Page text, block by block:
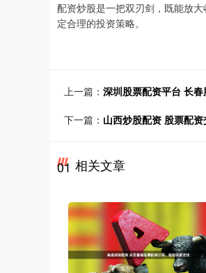
配资炒股是一把双刃剑，既能放
定合理的投资策略。
上一篇： 深圳股票配资平台 长
下一篇： 山西炒股配资 股票配
01 相关文章